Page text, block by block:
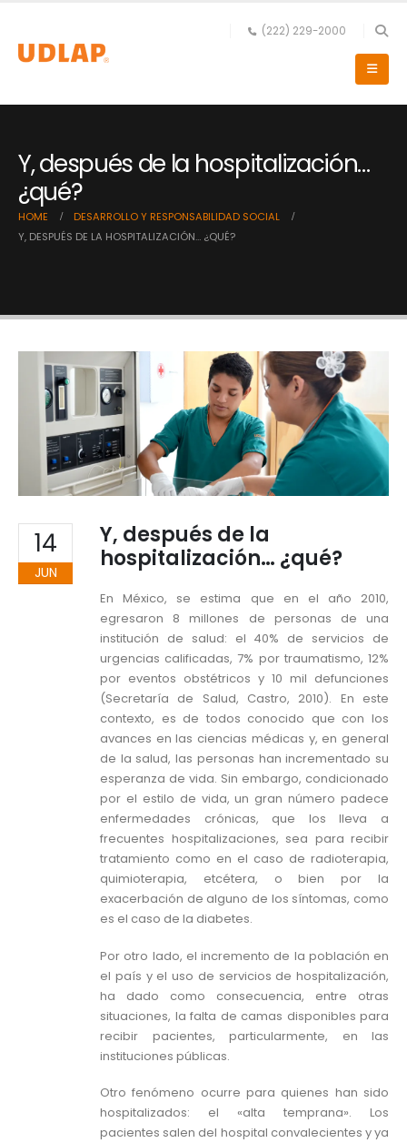
(222) 229-2000
Y, después de la hospitalización…
¿qué?
HOME
DESARROLLO Y RESPONSABILIDAD SOCIAL
Y, DESPUÉS DE LA HOSPITALIZACIÓN… ¿QUÉ?
14
JUN
Y, después de la
hospitalización… ¿qué?
En México, se estima que en el año 2010,
egresaron 8 millones de personas de una
institución de salud: el 40% de servicios de
urgencias calificadas, 7% por traumatismo, 12%
por eventos obstétricos y 10 mil defunciones
(Secretaría de Salud, Castro, 2010). En este
contexto, es de todos conocido que con los
avances en las ciencias médicas y, en general
de la salud, las personas han incrementado su
esperanza de vida. Sin embargo, condicionado
por el estilo de vida, un gran número padece
enfermedades crónicas, que los lleva a
frecuentes hospitalizaciones, sea para recibir
tratamiento como en el caso de radioterapia,
quimioterapia, etcétera, o bien por la
exacerbación de alguno de los síntomas, como
es el caso de la diabetes.
Por otro lado, el incremento de la población en
el país y el uso de servicios de hospitalización,
ha dado como consecuencia, entre otras
situaciones, la falta de camas disponibles para
recibir pacientes, particularmente, en las
instituciones públicas.
Otro fenómeno ocurre para quienes han sido
hospitalizados: el «alta temprana». Los
pacientes salen del hospital convalecientes y ya